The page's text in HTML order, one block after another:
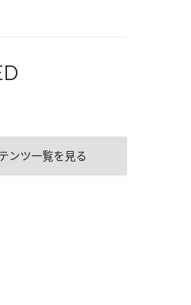
ンツ一覧を見る